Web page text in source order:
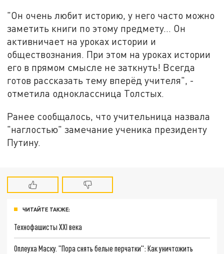
"Он очень любит историю, у него часто можно
заметить книги по этому предмету... Он
активничает на уроках истории и
обществознания. При этом на уроках истории
его в прямом смысле не заткнуть! Всегда
готов рассказать тему вперёд учителя", -
отметила одноклассница Толстых.
Ранее сообщалось, что учительница назвала
"наглостью" замечание ученика президенту
Путину.
ЧИТАЙТЕ ТАКЖЕ:
Технофашисты XXI века
Оплеуха Маску. "Пора снять белые перчатки": Как уничтожить